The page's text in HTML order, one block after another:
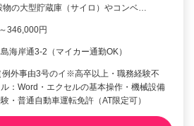
物の大型貯蔵庫（サイロ）やコンベ…
346,000円
海岸通3-2（マイカー通勤OK）
外事由3号のイ※高卒以上・職務経験不
：Word・エクセルの基本操作・機械設備
・普通自動車運転免許（AT限定可）